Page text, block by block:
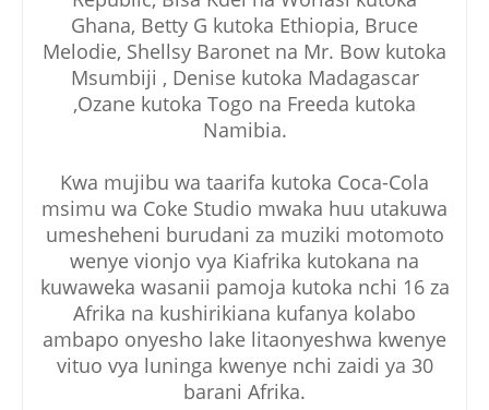
Ghana, Betty G kutoka Ethiopia, Bruce
Melodie, Shellsy Baronet na Mr. Bow kutoka
Msumbiji , Denise kutoka Madagascar
,Ozane kutoka Togo na Freeda kutoka
Namibia.
Kwa mujibu wa taarifa kutoka Coca-Cola
msimu wa Coke Studio mwaka huu utakuwa
umesheheni burudani za muziki motomoto
wenye vionjo vya Kiafrika kutokana na
kuwaweka wasanii pamoja kutoka nchi 16 za
Afrika na kushirikiana kufanya kolabo
ambapo onyesho lake litaonyeshwa kwenye
vituo vya luninga kwenye nchi zaidi ya 30
barani Afrika.